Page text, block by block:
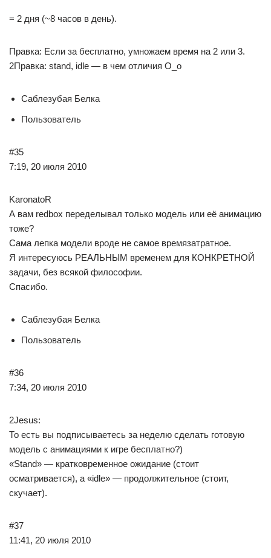
= 2 дня (~8 часов в день).
Правка: Если за бесплатно, умножаем время на 2 или 3.
2Правка: stand, idle — в чем отличия О_о
Саблезубая Белка
Пользователь
#35
7:19, 20 июля 2010
KaronatoR
А вам redbox переделывал только модель или её анимацию
тоже?
Сама лепка модели вроде не самое времязатратное.
Я интересуюсь РЕАЛЬНЫМ временем для КОНКРЕТНОЙ
задачи, без всякой философии.
Спасибо.
Саблезубая Белка
Пользователь
#36
7:34, 20 июля 2010
2Jesus:
То есть вы подписываетесь за неделю сделать готовую
модель c анимациями к игре бесплатно?)
«Stand» — кратковременное ожидание (стоит
осматривается), а «idle» — продолжительное (стоит,
скучает).
#37
11:41, 20 июля 2010